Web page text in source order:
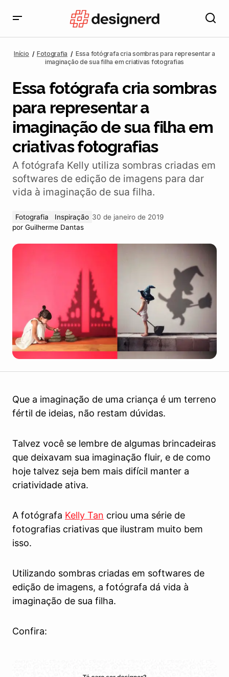
imaginação de sua filha em criativas fotografias
Início Fotografia
Essa fotógrafa cria sombras para representar a
imaginação de sua filha em criativas fotografias
Essa fotógrafa cria sombras
para representar a
imaginação de sua filha em
criativas fotografias
A fotógrafa Kelly utiliza sombras criadas em
softwares de edição de imagens para dar
vida à imaginação de sua filha.
Fotografia Inspiração 30 de janeiro de 2019
por Guilherme Dantas
Que a imaginação de uma criança é um terreno
fértil de ideias, não restam dúvidas.
Talvez você se lembre de algumas brincadeiras
que deixavam sua imaginação fluir, e de como
hoje talvez seja bem mais difícil manter a
criatividade ativa.
A fotógrafa Kelly Tan criou uma série de
fotografias criativas que ilustram muito bem
isso.
Utilizando sombras criadas em softwares de
edição de imagens, a fotógrafa dá vida à
imaginação de sua filha.
Confira: